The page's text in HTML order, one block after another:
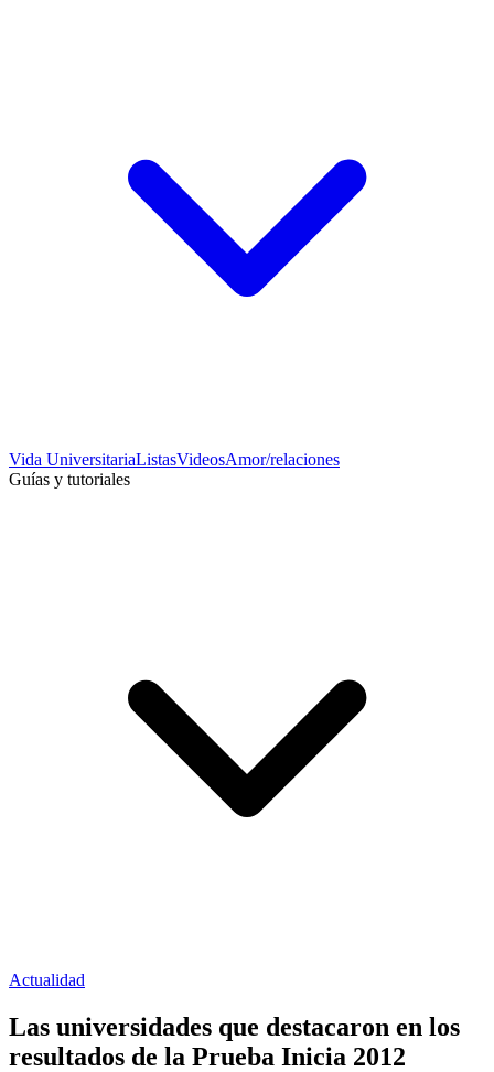
Vida UniversitariaListasVideosAmor/relaciones
Guías y tutoriales
Actualidad
Las universidades que destacaron en los
resultados de la Prueba Inicia 2012